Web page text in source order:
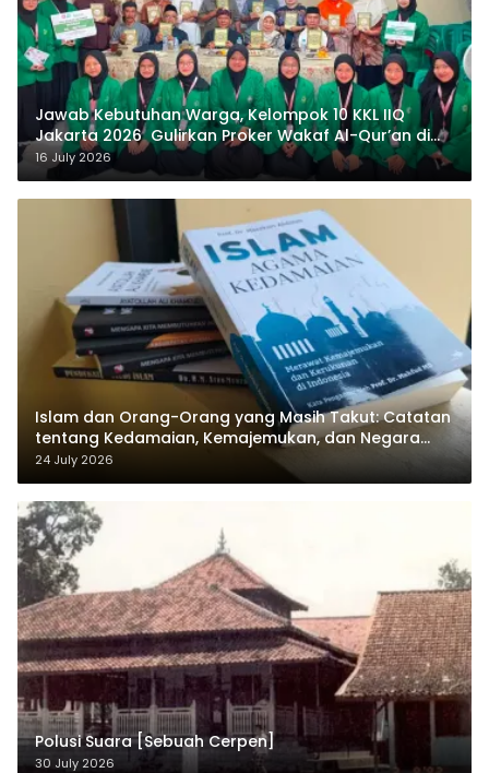
Jawab Kebutuhan Warga, Kelompok 10 KKL IIQ
Jakarta 2026 Gulirkan Proker Wakaf Al-Qur’an di
Sukamanah
16 July 2026
Islam dan Orang-Orang yang Masih Takut: Catatan
tentang Kedamaian, Kemajemukan, dan Negara
dalam Pemikiran Masykuri Abdillah
24 July 2026
Polusi Suara [Sebuah Cerpen]
30 July 2026